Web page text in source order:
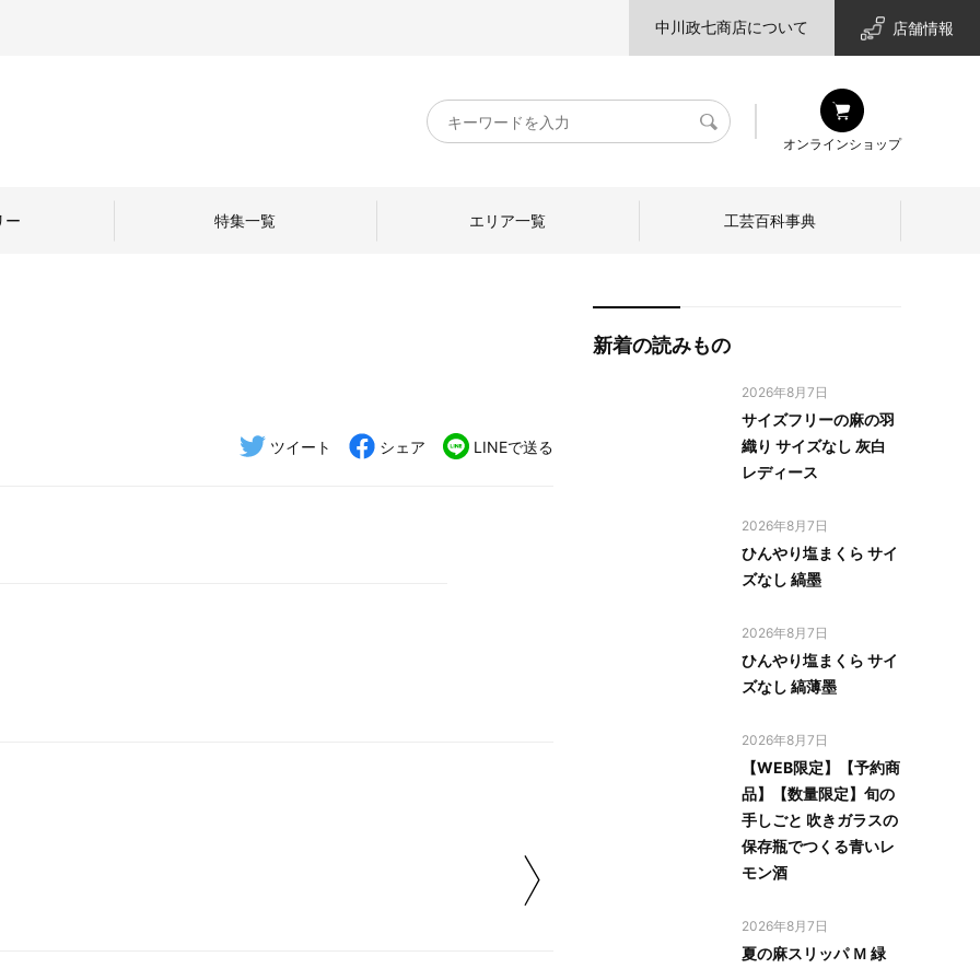
中川政七商店について 店舗情報
キ
ー
検
オンラインショップ
ー 特集一覧 エリア一覧 工芸百科事典
ツイート シェア LINEで送る
新着の読みもの
2026年8月7日
サイズフリーの麻の羽
織り サイズなし 灰白
レディース
2026年8月7日
ひんやり塩まくら サイ
ズなし 縞墨
2026年8月7日
ひんやり塩まくら サイ
ズなし 縞薄墨
2026年8月7日
【WEB限定】【予約商
品】【数量限定】旬の
手しごと 吹きガラスの
保存瓶でつくる青いレ
モン酒
2026年8月7日
夏の麻スリッパ Ｍ 緑